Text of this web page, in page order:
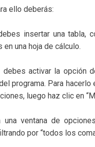
ello deberás:
insertar una tabla,
una hoja de cálculo.
debes activar la opción
programa. Para hacerlo
luego haz clic en
una ventana de
por “todos los